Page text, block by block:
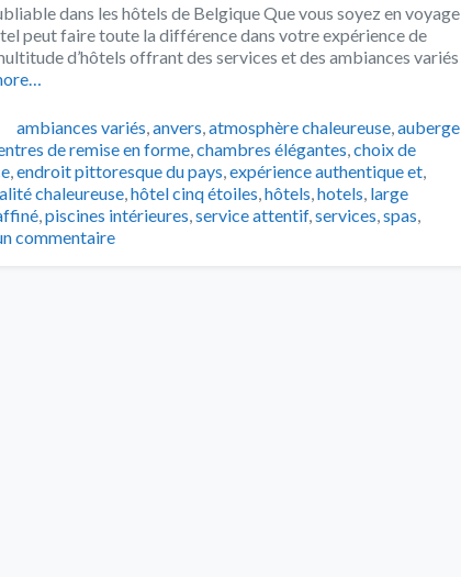
dans les hôtels de Belgique Que vous soyez en voyage
peut faire toute la différence dans votre expérience de
d’hôtels offrant des services et des ambiances variés
Tags
ambiances variés,anvers,atmosphère chaleureuse,auberge
de remise en forme,chambres élégantes,choix de
,endroit pittoresque du pays,expérience authentique et,
chaleureuse,hôtel cinq étoiles,hôtels,hotels, large
,piscines intérieures,service attentif,services,spas,
commentaire